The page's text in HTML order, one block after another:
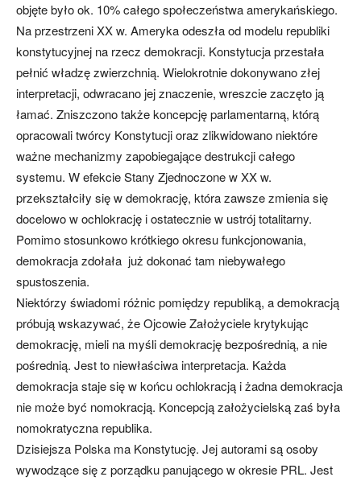
objęte było ok. 10% całego społeczeństwa amerykańskiego.
Na przestrzeni XX w. Ameryka odeszła od modelu republiki
konstytucyjnej na rzecz demokracji. Konstytucja przestała
pełnić władzę zwierzchnią. Wielokrotnie dokonywano złej
interpretacji, odwracano jej znaczenie, wreszcie zaczęto ją
łamać. Zniszczono także koncepcję parlamentarną, którą
opracowali twórcy Konstytucji oraz zlikwidowano niektóre
ważne mechanizmy zapobiegające destrukcji całego
systemu. W efekcie Stany Zjednoczone w XX w.
przekształciły się w demokrację, która zawsze zmienia się
docelowo w ochlokrację i ostatecznie w ustrój totalitarny.
Pomimo stosunkowo krótkiego okresu funkcjonowania,
demokracja zdołała już dokonać tam niebywałego
spustoszenia.
Niektórzy świadomi różnic pomiędzy republiką, a demokracją
próbują wskazywać, że Ojcowie Założyciele krytykując
demokrację, mieli na myśli demokrację bezpośrednią, a nie
pośrednią. Jest to niewłaściwa interpretacja. Każda
demokracja staje się w końcu ochlokracją i żadna demokracja
nie może być nomokracją. Koncepcją założycielską zaś była
nomokratyczna republika.
Dzisiejsza Polska ma Konstytucję. Jej autorami są osoby
wywodzące się z porządku panującego w okresie PRL. Jest